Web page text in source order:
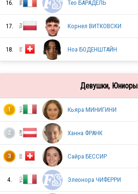
ESP
FIN
FRA
ITA
16. Тео БАРАДЕЛЬ
17. Корнел ВИТКОВСКИ
18. Ноа БОДЕНШТАЙН
Девушки, Юниоры
1 Кьяра МИНИГИНИ
2 Ханна ФРАНК
3 Сайра БЕССИР
4. Элеонора ЧИФЕРРИ